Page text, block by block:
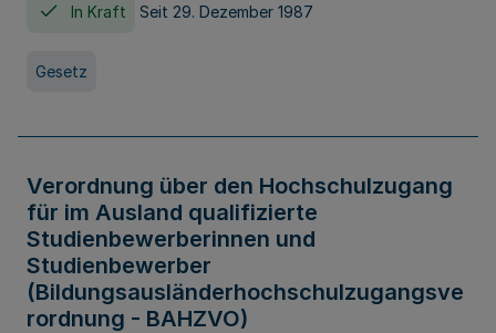
In Kraft Seit 29. Dezember 1987
Gesetz
Verordnung über den Hochschulzugang
für im Ausland qualifizierte
Studienbewerberinnen und
Studienbewerber
(Bildungsausländerhochschulzugangsve
rordnung - BAHZVO)